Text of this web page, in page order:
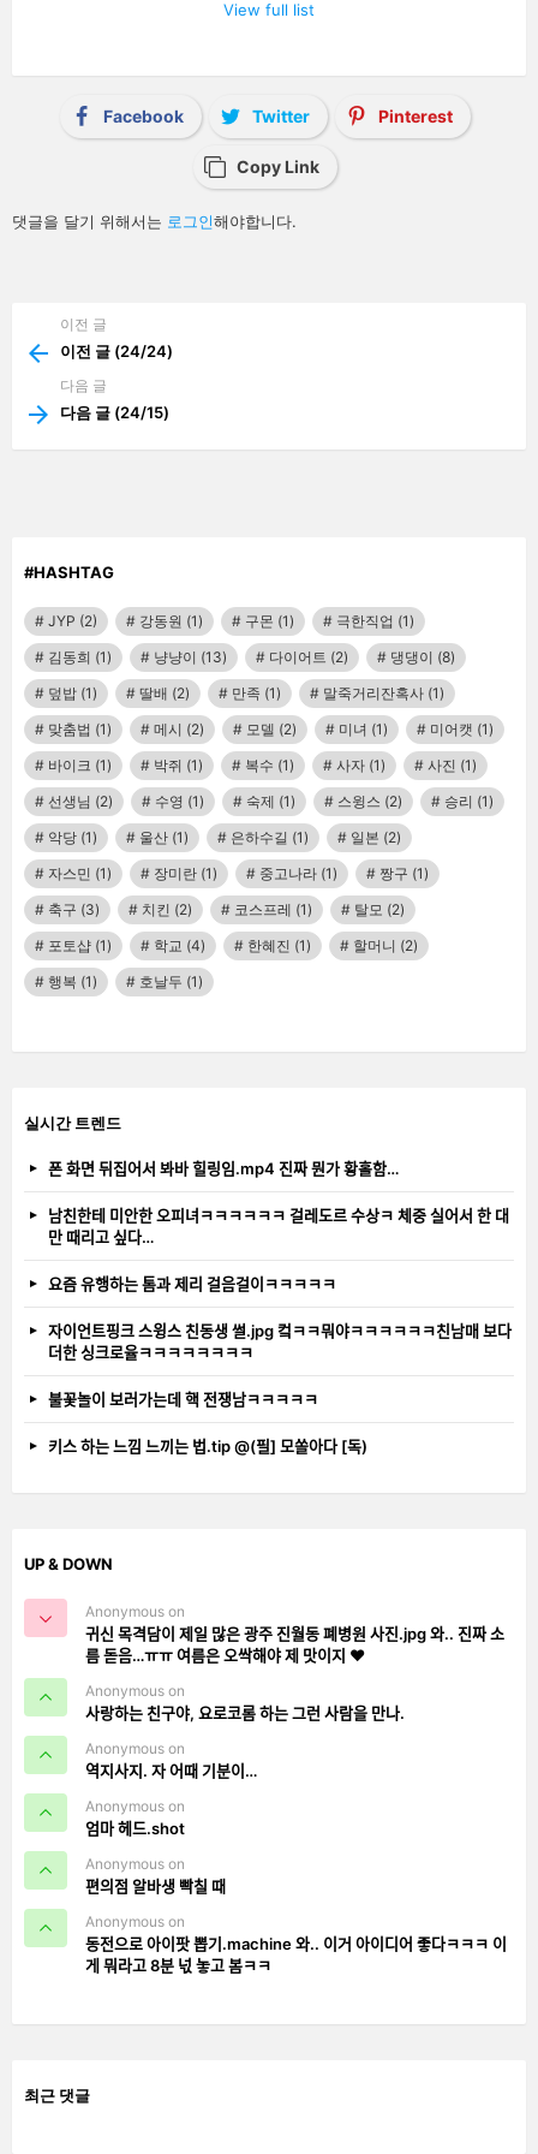
View full list
Facebook Twitter Pinterest
Copy Link
답
글
댓글을 달기 위해서는 로그인해야합니다.
more
이전 글
이전 글 (24/24)
다음 글
다음 글 (24/15)
#HASHTAG
JYP (2) 강동원 (1) 구몬 (1) 극한직업 (1)
김동희 (1) 냥냥이 (13) 다이어트 (2) 댕댕이 (8)
덮밥 (1) 딸배 (2) 만족 (1) 말죽거리잔혹사 (1)
맞춤법 (1) 메시 (2) 모델 (2) 미녀 (1) 미어캣 (1)
바이크 (1) 박쥐 (1) 복수 (1) 사자 (1) 사진 (1)
선생님 (2) 수영 (1) 숙제 (1) 스윙스 (2) 승리 (1)
악당 (1) 울산 (1) 은하수길 (1) 일본 (2)
자스민 (1) 장미란 (1) 중고나라 (1) 짱구 (1)
축구 (3) 치킨 (2) 코스프레 (1) 탈모 (2)
포토샵 (1) 학교 (4) 한혜진 (1) 할머니 (2)
행복 (1) 호날두 (1)
실시간 트렌드
폰 화면 뒤집어서 봐바 힐링임.mp4 진짜 뭔가 황홀함…
남친한테 미안한 오피녀ㅋㅋㅋㅋㅋㅋ 걸레도르 수상ㅋ 체중 실어서 한 대
만 때리고 싶다…
요즘 유행하는 톰과 제리 걸음걸이ㅋㅋㅋㅋㅋ
자이언트핑크 스윙스 친동생 썰.jpg 컼ㅋㅋ뭐야ㅋㅋㅋㅋㅋㅋ친남매 보다
더한 싱크로율ㅋㅋㅋㅋㅋㅋㅋㅋ
불꽃놀이 보러가는데 핵 전쟁남ㅋㅋㅋㅋㅋ
키스 하는 느낌 느끼는 법.tip @(필] 모쏠아다 [독)
UP & DOWN
Anonymous on
귀신 목격담이 제일 많은 광주 진월동 폐병원 사진.jpg 와.. 진짜 소
름 돋음…ㅠㅠ 여름은 오싹해야 제 맛이지 ❤️
Anonymous on
사랑하는 친구야, 요로코롬 하는 그런 사람을 만나.
Anonymous on
역지사지. 자 어때 기분이…
Anonymous on
엄마 헤드.shot
Anonymous on
편의점 알바생 빡칠 때
Anonymous on
동전으로 아이팟 뽑기.machine 와.. 이거 아이디어 좋다ㅋㅋㅋ 이
게 뭐라고 8분 넋 놓고 봄ㅋㅋ
최근 댓글